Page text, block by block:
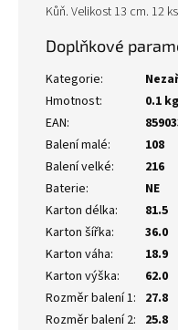
Kůň. Velikost 13 cm. 12
Doplňkové
Kategorie:
Hmotnost:
0.1 kg
EAN:
Balení malé:
108
Balení velké:
216
Baterie:
NE
Karton délka:
81.5
Karton šířka:
36.0
Karton váha:
18.9
Karton výška:
62.0
Rozměr balení 1: 27.8
Rozměr balení 2: 25.8